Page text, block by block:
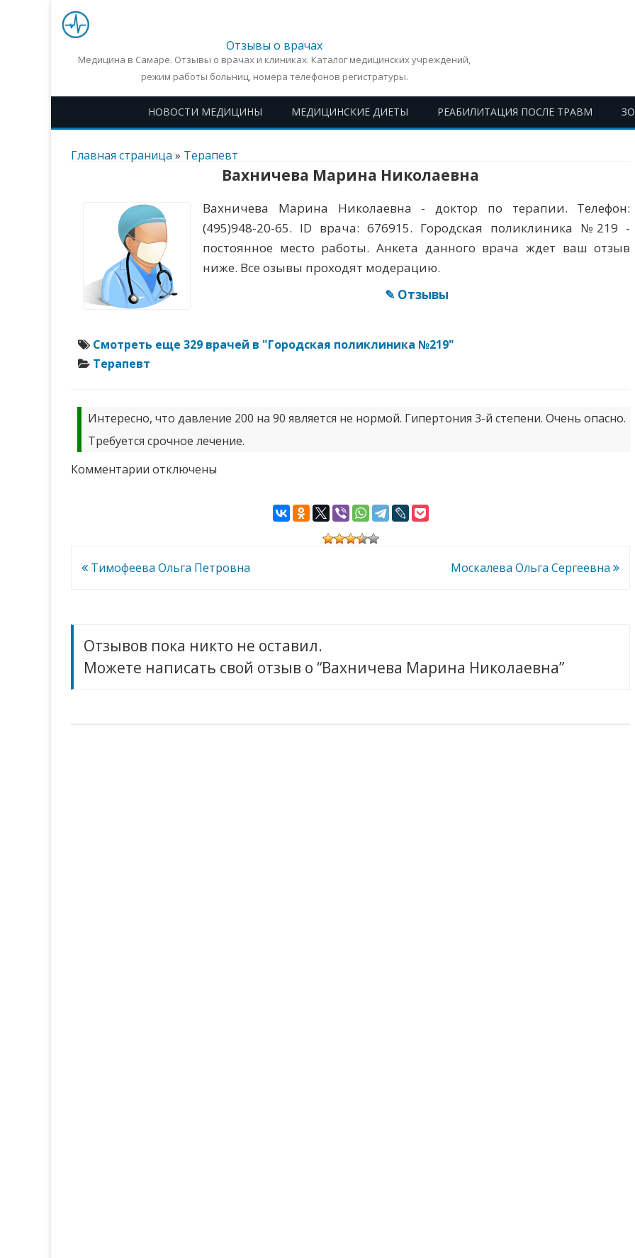
Отзывы о врачах
Медицина в Самаре. Отзывы о врачах и клиниках. Каталог медицинских учреждений,
режим работы больниц, номера телефонов регистратуры.
НОВОСТИ МЕДИЦИНЫ МЕДИЦИНСКИЕ ДИЕТЫ РЕАБИЛИТАЦИЯ ПОСЛЕ ТРАВМ
Перейти
Главная страница » Терапевт
Вахничева Марина Николаевна
Вахничева Марина Николаевна - доктор по терапии. Телефон:
(495)948-20-65. ID врача: 676915. Городская поликлиника №219 -
постоянное место работы. Анкета данного врача ждет ваш отзыв
ниже. Все озывы проходят модерацию.
✎ Отзывы
Смотреть еще 329 врачей в "Городская поликлиника №219"
Терапевт
Интересно, что давление 200 на 90 является не нормой. Гипертония 3-й степени. Очень опасно.
Требуется срочное лечение.
Комментарии котключены
Навигация
Тимофеева Ольга Петровна Москалева Ольга Сергеевна
Отзывов пока никто не оставил.
Можете написать свой отзыв о “Вахничева Марина Николаевна”